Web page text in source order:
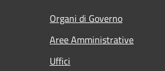
Organi di Governo
Aree Amministrative
Uffici